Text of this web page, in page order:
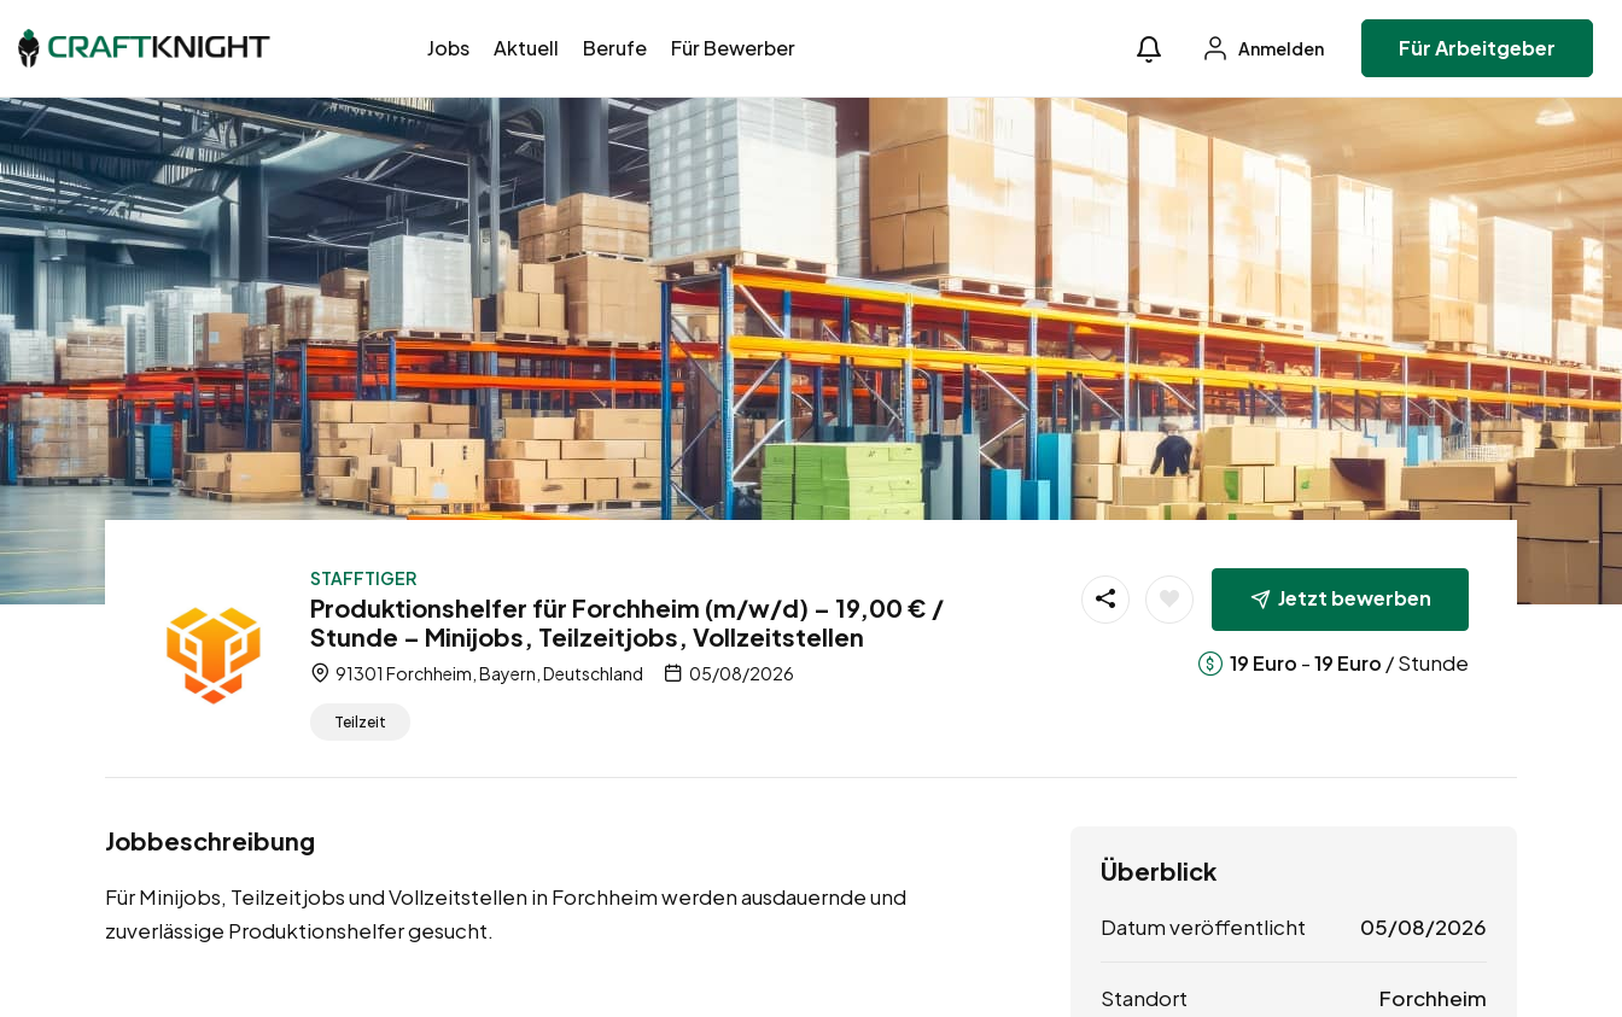
Jobs Aktuell Berufe Für Bewerber Anmelden Für Arbeitgeber
STAFFTIGER
Produktionshelfer für Forchheim (m/w/d) – 19,00 € /
Stunde – Minijobs, Teilzeitjobs, Vollzeitstellen
91301 Forchheim, Bayern, Deutschland 05/08/2026
Teilzeit
Jetzt bewerben
19 Euro -19 Euro / Stunde
Jobbeschreibung
Für Minijobs, Teilzeitjobs und Vollzeitstellen in Forchheim werden ausdauernde und
zuverlässige Produktionshelfer gesucht.
Überblick
Datum veröffentlicht 05/08/2026
Standort Forchheim